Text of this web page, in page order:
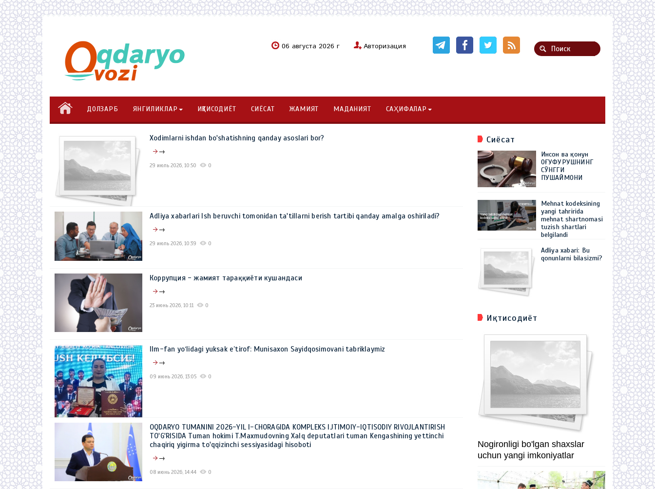
06 августа 2026 г Авторизация
ДОЛЗАРБ ЯНГИЛИКЛАР ИҚТИСОДИЁТ СИЁСАТ ЖАМИЯТ МАДАНИЯТ САҲИФАЛАР
Xodimlarni ishdan bo'shatishning qanday asoslari bor?
→
29 июль 2026, 10:50 0
Adliya xabarlari Ish beruvchi tomonidan ta'tillarni berish tartibi qanday amalga oshiriladi?
→
29 июль 2026, 10:39 0
Коррупция - жамият тараққиёти кушандаси
→
23 июнь 2026, 10:11 0
Ilm-fan yo‘lidagi yuksak e’tirof: Munisaxon Sayidqosimovani tabriklaymiz
→
09 июнь 2026, 13:05 0
OQDARYO TUMANINI 2026-YIL I-CHORAGIDA KOMPLEKS IJTIMOIY-IQTISODIY RIVOJLANTIRISH
TO'G'RISIDA Tuman hokimi T.Maxmudovning Xalq deputatlari tuman Kengashining yettinchi
chaqiriq yigirma to'qqizinchi sessiyasidagi hisoboti
→
08 июнь 2026, 14:44 0
Сиёсат
Инсон ва қонун
ОҒУФУРУШНИНГ
СЎНГГИ
ПУШАЙМОНИ
Mehnat kodeksining
yangi tahririda
mehnat shartnomasi
tuzish shartlari
belgilandi
Adliya xabari: Bu
qonunlarni bilasizmi?
Иқтисодиёт
Nogironligi bo'lgan shaxslar
uchun yangi imkoniyatlar